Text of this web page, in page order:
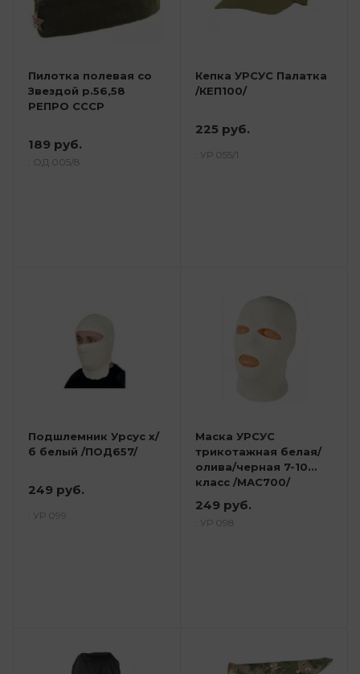
Пилотка полевая со
Звездой р.56,58
РЕПРО СССР
189 руб.
: ОД 005/8
Кепка УРСУС Палатка
/КЕП100/
225 руб.
: УР 055/1
Подшлемник Урсус х/
б белый /ПОД657/
249 руб.
: УР 099
Маска УРСУС
трикотажная белая/
олива/черная 7-10
класс /МАС700/
249 руб.
: УР 098